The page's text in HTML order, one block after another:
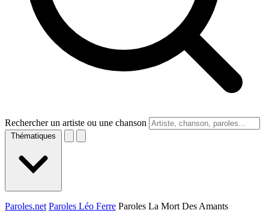
Rechercher un artiste ou une chanson
Thématiques
Paroles.net Paroles Léo Ferre Paroles La Mort Des Amants